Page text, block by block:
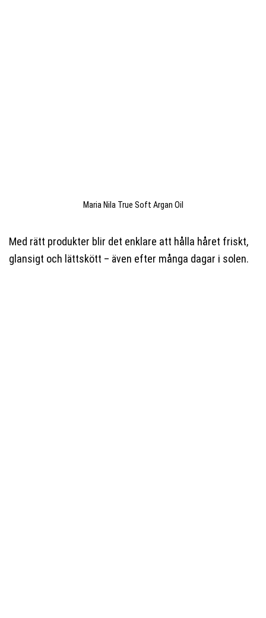
Maria Nila True Soft Argan Oil
Med rätt produkter blir det enklare att hålla håret friskt,
glansigt och lättskött – även efter många dagar i solen.